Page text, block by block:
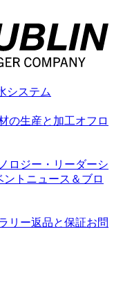
システム
の生産と加工オフロ
ロジー・リーダーシ
ント ニュース＆ブロ
リー返品と保証お問